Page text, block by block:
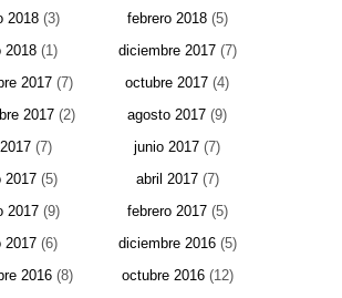
2018(3) febrero 2018(5)
2018(1) diciembre 2017(7)
2017(7) octubre 2017 (4)
2017(2) agosto 2017 (9)
(7) junio 2017 (7)
2017(5) abril 2017(7)
2017(9) febrero 2017(5)
2017(6) diciembre 2016(5)
2016(8) octubre 2016(12)